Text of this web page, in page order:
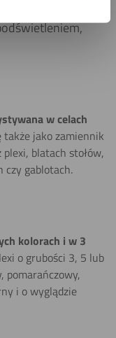
w celach
jako zamiennik
blatach stołów,
czy gablotach.
kolorach i w 3
o grubości 3, 5 lub
pomarańczowy,
i o wyglądzie